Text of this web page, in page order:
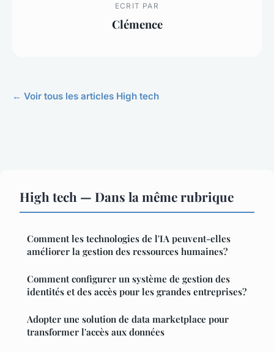
ECRIT PAR
Clémence
← Voir tous les articles High tech
High tech — Dans la même rubrique
Comment les technologies de l'IA peuvent-elles
améliorer la gestion des ressources humaines?
Comment configurer un système de gestion des
identités et des accès pour les grandes entreprises?
Adopter une solution de data marketplace pour
transformer l'accès aux données